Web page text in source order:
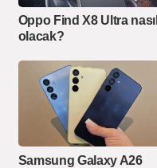
Oppo Find X8 Ultra nasıl
olacak?
Samsung Galaxy A26